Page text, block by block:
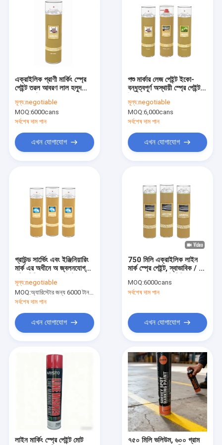
পণ্য
আমাদের সম্বন্ধে
কারখানা পরিদর্শন
News
ফ্যাব্রিক স্প্রে পেইন্ট
এক্রাইলিক স্প্রে পেইন্ট
শিল্পকৌশল লুব্রিকেন্ট
অঙ্কন স্প্রে পেইন্ট
মার্কার কলম
এক্রাইলিক প্রাণী মার্কিং স্প্রে
পেইন্ট তরল আবরণ লাল হলুদ
মূল্য:negotiable
MOQ:6000cans
সর্বশেষ দাম পান
এখন যোগাযোগ
পশু মার্কার লেজ পেইন্ট ইকো-
বন্ধুত্বপূর্ণ অস্থায়ী স্প্রে পেইন্ট
মূল্য:negotiable
MOQ:6,000cans
সর্বশেষ দাম পান
এখন যোগাযোগ
গ্রাউন্ড সার্ভেিং এবং ইঞ্জিনিয়ারিং
মার্ক এর অধীনে অ জ্বলনযোগ্য
অধীনে
মূল্য:negotiable
MOQ:অ্যারিস্টোর জন্য 6000 টান, ই এম ব্র্যান্ডের জন্য 15000 কয়েন
সর্বশেষ দাম পান
এখন যোগাযোগ
750 মিলি এক্রাইলিক লাইন
মার্ক স্প্রে পেইন্ট, স্বাভাবিক / ফ্লু
MOQ:6000cans
সর্বশেষ দাম পান
এখন যোগাযোগ
লাইন মার্কিং স্প্রে পেইন্ট মোট
৭৫০ মিলি ভলিউম, ৬০০ গ্রাম